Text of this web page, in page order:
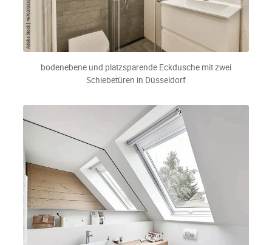
bodenebene und platzsparende Eckdusche mit zwei
Schiebetüren in Düsseldorf